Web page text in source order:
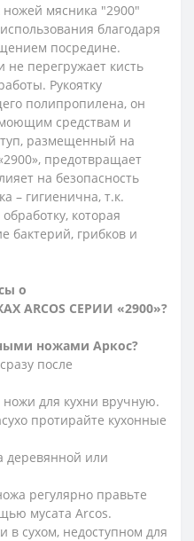
ножей мясника "2900"
благодаря
посредине.
не перегружает кисть
Рукоятку
полипропилена, он
моющим средствам и
размещенный на
предотвращает
на безопасность
– гигиенична, т.к.
которая
бактерий, грибков и
о
ARCOS СЕРИИ «2900»?
ножами Аркос?
после
для кухни вручную.
протирайте кухонные
деревянной или
регулярно правьте
мусата Arcos.
в сухом, недоступном для